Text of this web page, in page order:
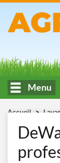
Menu
Accueil